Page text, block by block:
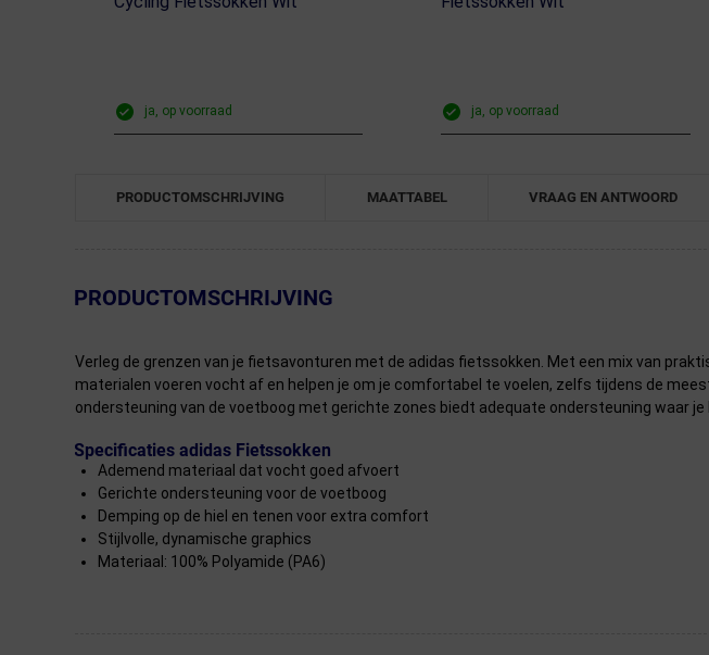
ja, op voorraad ja, op voorraad
PRODUCTOMSCHRIJVING MAATTABEL VRAAG EN ANTWOORD
← Terug naar productnavigatie
PRODUCTOMSCHRIJVING
Verleg de grenzen van je fietsavonturen met de adidas fietssokken. Met een mix van
materialen voeren vocht af en helpen je om je comfortabel te voelen, zelfs tijdens de
ondersteuning van de voetboog met gerichte zones biedt adequate ondersteuning waar
Specificaties adidas Fietssokken
Ademend materiaal dat vocht goed afvoert
Gerichte ondersteuning voor de voetboog
Demping op de hiel en tenen voor extra comfort
Stijlvolle, dynamische graphics
Materiaal: 100% Polyamide (PA6)